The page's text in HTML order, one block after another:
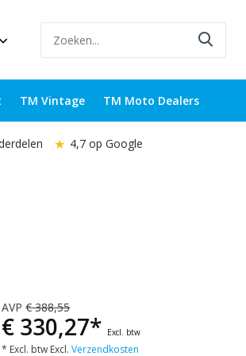
TM Vintage TM Moto Dealers
★ 4,7 op Google
AVP€ 388,55
€ 330,27* Excl. btw
* Excl. btw Excl.Verzendkosten